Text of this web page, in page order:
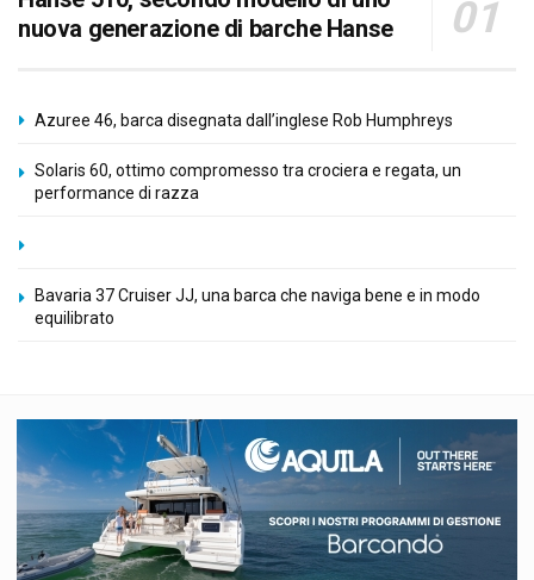
nuova generazione di barche Hanse
Azuree 46, barca disegnata dall’inglese Rob Humphreys
Solaris 60, ottimo compromesso tra crociera e regata, un
performance di razza
Bavaria 37 Cruiser JJ, una barca che naviga bene e in modo
equilibrato